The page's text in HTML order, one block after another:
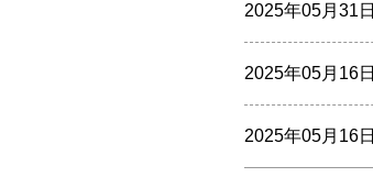
2025年05月31日
2025年05月16日
2025年05月16日